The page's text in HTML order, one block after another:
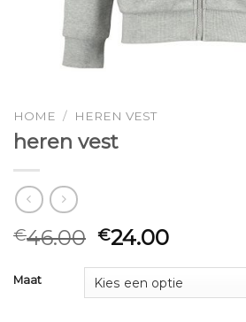
HOME / HEREN VEST
heren vest
€46.00 €24.00
Maat